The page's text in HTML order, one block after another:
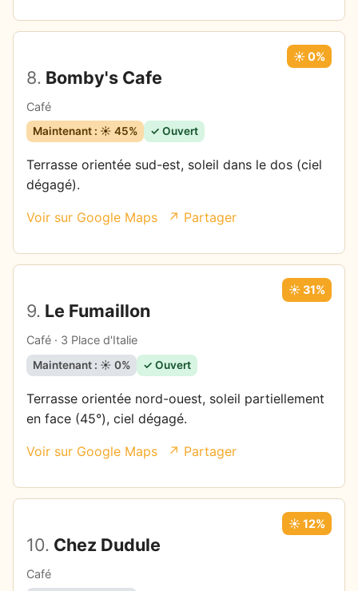
8. Bomby's Cafe
Café
☀️ 0%
Maintenant : ☀️ 45% ✓ Ouvert
Terrasse orientée sud-est, soleil dans le dos (ciel
dégagé).
Voir sur Google Maps ↗ Partager
9. Le Fumaillon
Café · 3 Place d'Italie
☀️ 31%
Maintenant : ☀️ 0% ✓ Ouvert
Terrasse orientée nord-ouest, soleil partiellement
en face (45°), ciel dégagé.
Voir sur Google Maps ↗ Partager
10. Chez Dudule
Café
☀️ 12%